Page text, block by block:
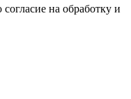
на обработку и